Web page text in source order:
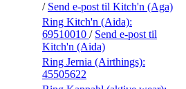
/ Send e-post til Kitch'n (Aga)
Ring Kitch'n (Aida):
69510010 / Send e-post til
Kitch'n (Aida)
Ring Jernia (Airthings):
45505622